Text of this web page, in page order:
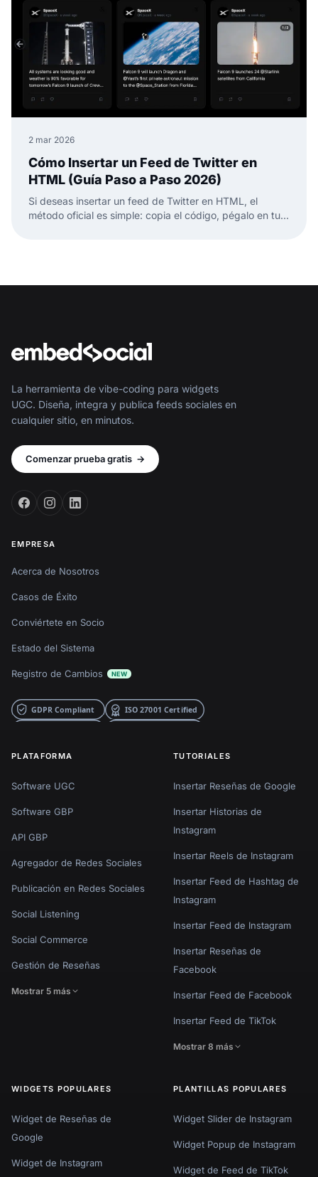
2 mar 2026
Cómo Insertar un Feed de Twitter en
HTML (Guía Paso a Paso 2026)
Si deseas insertar un feed de Twitter en HTML, el
método oficial es simple: copia el código, pégalo en tu
La herramienta de vibe-coding para widgets
UGC. Diseña, integra y publica feeds sociales en
cualquier sitio, en minutos.
Comenzar prueba gratis →
EMPRESA
Acerca de Nosotros
Casos de Éxito
Conviértete en Socio
Estado del Sistema
Registro de Cambios NEW
PLATAFORMA
Software UGC
Software GBP
API GBP
Agregador de Redes Sociales
Publicación en Redes Sociales
Social Listening
Social Commerce
Gestión de Reseñas
Mostrar 5 más
TUTORIALES
Insertar Reseñas de Google
Insertar Historias de
Instagram
Insertar Reels de Instagram
Insertar Feed de Hashtag de
Instagram
Insertar Feed de Instagram
Insertar Reseñas de
Facebook
Insertar Feed de Facebook
Insertar Feed de TikTok
Mostrar 8 más
WIDGETS POPULARES
Widget de Reseñas de
Google
Widget de Instagram
PLANTILLAS POPULARES
Widget Slider de Instagram
Widget Popup de Instagram
Widget de Feed de TikTok